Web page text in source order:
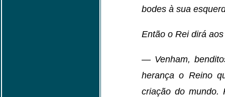
bodes à sua
Então o Rei dirá
— Venham,
herança o Reino
criação do mundo.